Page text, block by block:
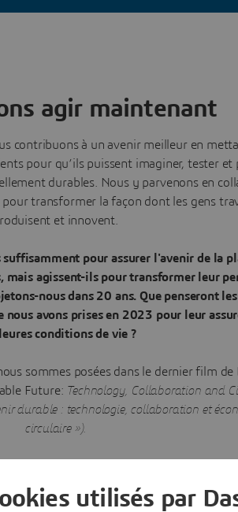
agir maintenant
contribuons à un avenir meilleur en
pour qu’ils puissent imaginer, tester et
durables. Nous y parvenons en
transformer la façon dont les gens
et innovent.
pour assurer l'avenir de la
mais agissent-ils pour transformer leur
nous dans 20 ans. Que penseront
nous avons prises en 2023 pour leur
conditions de vie ?
sommes posées dans le dernier film de
Future: Technology, Collaboration and
durable : technologie, collaboration et
circulaire »).
utilisés par